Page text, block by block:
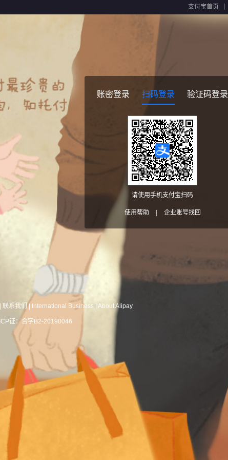
支付宝首页
账密登录 扫码登录 验证码登录
请使用手机支付宝扫码
使用帮助 企业账号找回
联系我们 | International Business About Alipay
ICP证：合字B2-20190046